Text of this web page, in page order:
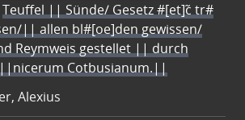
Teuffel || Sünde/ Gesetz #[et]c̃ tr#
|| allen bl#[oe]den gewissen/
Reymweis gestellet || durch
Cotbusianum.||
Alexius